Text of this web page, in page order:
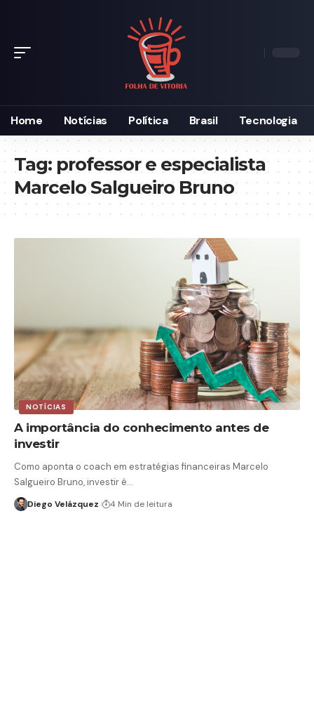
Home Notícias Política Brasil Tecnologia
Tag: professor e especialista
Marcelo Salgueiro Bruno
NOTÍCIAS
A importância do conhecimento antes de
investir
Como aponta o coach em estratégias financeiras Marcelo
Salgueiro Bruno, investir é…
Diego Velázquez 4 Min de leitura